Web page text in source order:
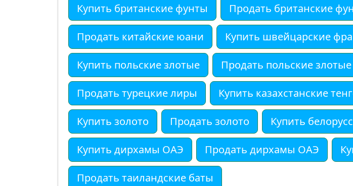
Купить британские фунты Продать британские
Продать китайские юани Купить швейцарские
Купить польские злотые Продать польские злотые
Продать турецкие лиры Купить казахстанские
Купить золото Продать золото Купить
Купить дирхамы ОАЭ Продать дирхамы ОАЭ
Продать таиландские баты